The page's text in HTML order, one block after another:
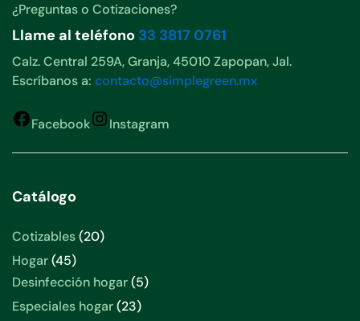
¿Preguntas o Cotizaciones?
Llame al teléfono 33 3817 0761
Calz. Central 259A, Granja, 45010 Zapopan, Jal.
Escríbanos a: contacto@simplegreen.mx
Facebook Instagram
Catálogo
Cotizables 20
Hogar 45
Desinfección hogar 5
Especiales hogar 23